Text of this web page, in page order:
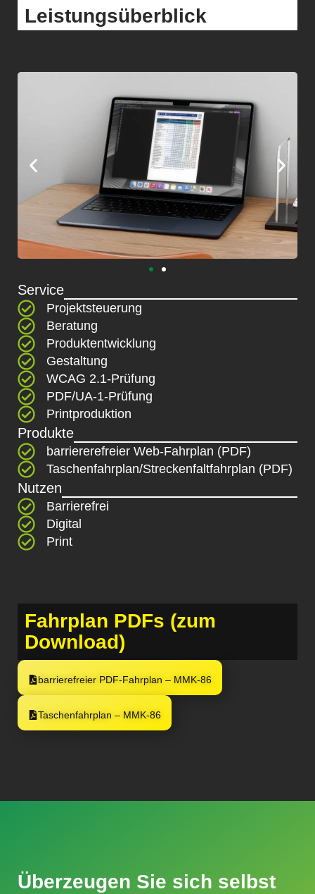
Leistungsüberblick
Service
Projektsteuerung
Beratung
Produktentwicklung
Gestaltung
WCAG 2.1-Prüfung
PDF/UA-1-Prüfung
Printproduktion
Produkte
barriererefreier Web-Fahrplan (PDF)
Taschenfahrplan/Streckenfaltfahrplan (PDF)
Nutzen
Barrierefrei
Digital
Print
Fahrplan PDFs (zum
Download)
barrierefreier PDF-Fahrplan – MMK-86
Taschenfahrplan – MMK-86
Überzeugen Sie sich selbst